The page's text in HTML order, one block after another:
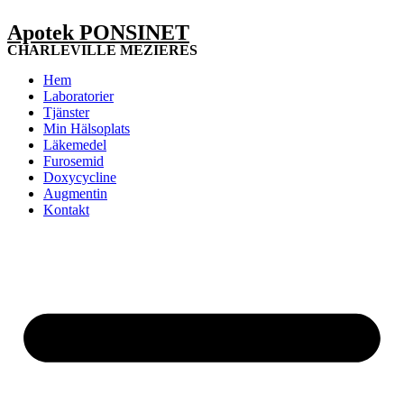
Apotek PONSINET
CHARLEVILLE MEZIERES
Hem
Laboratorier
Tjänster
Min Hälsoplats
Läkemedel
Furosemid
Doxycycline
Augmentin
Kontakt